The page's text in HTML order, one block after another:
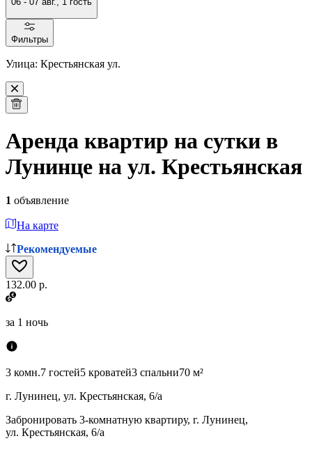
Фильтры
Улица: Крестьянская ул.
Аренда квартир на сутки в
Лунинце на ул. Крестьянская
1 объявление
На карте
Рекомендуемые
132.00 р.
за 1 ночь
3 комн.7 гостей5 кроватей3 спальни70 м²
г. Лунинец, ул. Крестьянская, 6/а
Забронировать 3-комнатную квартиру, г. Лунинец,
ул. Крестьянская, 6/а